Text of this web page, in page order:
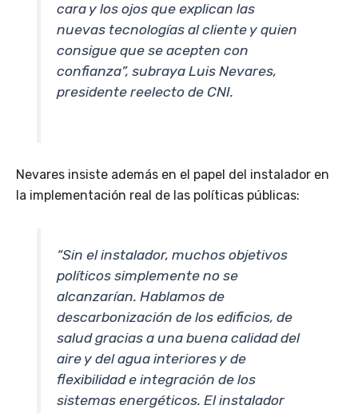
cara y los ojos que explican las
nuevas tecnologías al cliente y quien
consigue que se acepten con
confianza”, subraya Luis Nevares,
presidente reelecto de CNI.
Nevares insiste además en el papel del instalador en
la implementación real de las políticas públicas:
“Sin el instalador, muchos objetivos
políticos simplemente no se
alcanzarían. Hablamos de
descarbonización de los edificios, de
salud gracias a una buena calidad del
aire y del agua interiores y de
flexibilidad e integración de los
sistemas energéticos. El instalador